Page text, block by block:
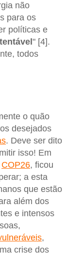
não
para os
políticas e
" [4].
todos
o quão
desejados
. Deve ser dito
isso! Em
COP26, ficou
a esta
que estão
além dos
e intensos
,
crise dos